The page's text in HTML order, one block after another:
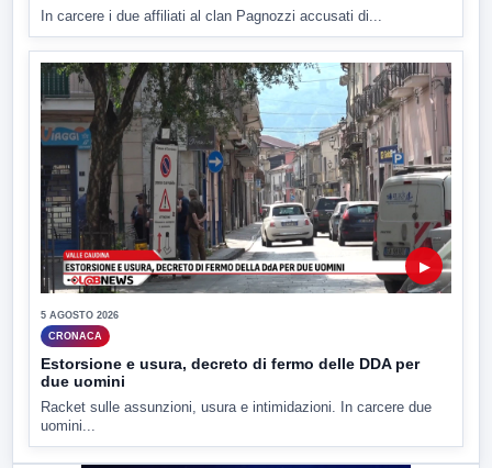
In carcere i due affiliati al clan Pagnozzi accusati di...
▶
5 AGOSTO 2026
CRONACA
Estorsione e usura, decreto di fermo delle DDA per
due uomini
Racket sulle assunzioni, usura e intimidazioni. In carcere due
uomini...